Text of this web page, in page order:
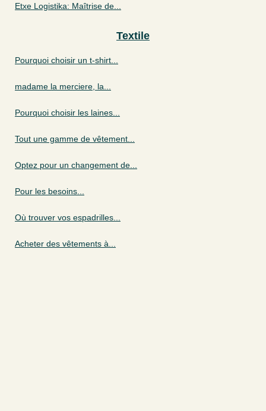
Etxe Logistika: Maîtrise de...
Textile
Pourquoi choisir un t-shirt...
madame la merciere, la...
Pourquoi choisir les laines...
Tout une gamme de vêtement...
Optez pour un changement de...
Pour les besoins...
Où trouver vos espadrilles...
Acheter des vêtements à...